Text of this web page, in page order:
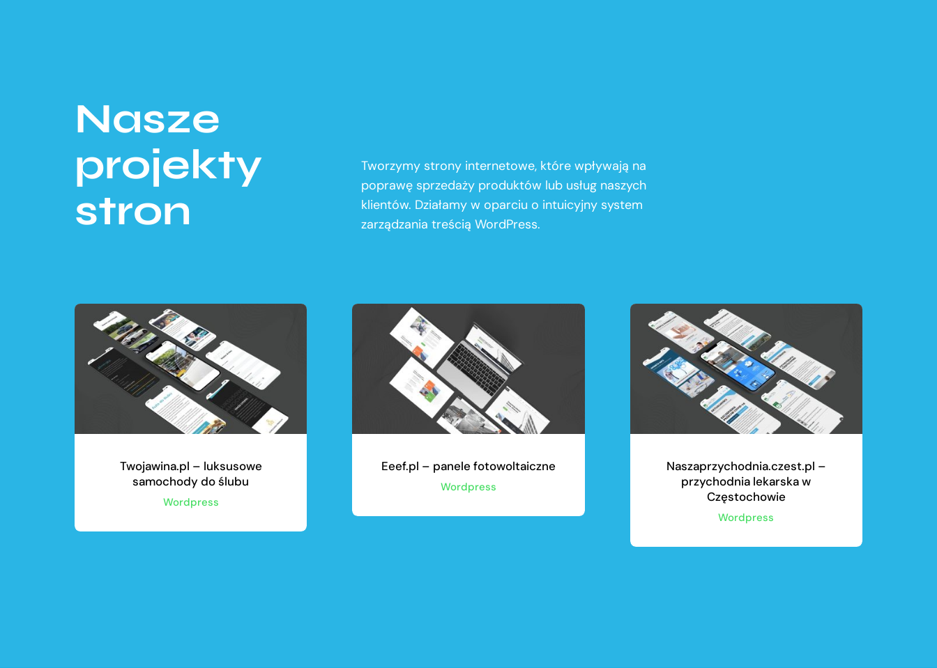
Nasze
projekty
stron
Tworzymy strony internetowe, które wpływają na
poprawę sprzedaży produktów lub usług naszych
klientów. Działamy w oparciu o intuicyjny system
zarządzania treścią WordPress.
Twojawina.pl – luksusowe
samochody do ślubu
Wordpress
Eeef.pl – panele fotowoltaiczne
Wordpress
Naszaprzychodnia.czest.pl –
przychodnia lekarska w
Częstochowie
Wordpress